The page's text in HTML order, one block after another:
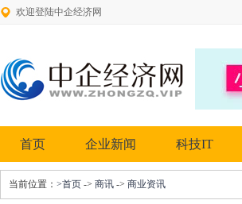
欢迎登陆中企经济网
首页 企业新闻 科技IT
当前位置： >首页 -> 商讯 -> 商业资讯